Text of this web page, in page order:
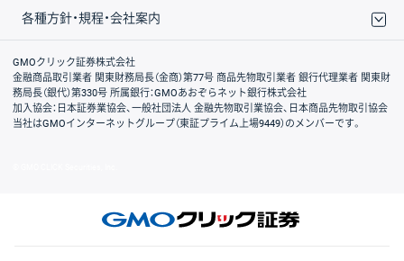
各種方針・規程・会社案内
取引規程・約款
サイトマップ
その他のご案内
個人情報保護方針
最良執行方針
サイトのご利用について
ディスクレイマー
信託保全
リスク説明
会社案内
GMOクリック証券株式会社
金融商品取引業者 関東財務局長（金商）第77号 商品先物取引業者 銀行代理業者 関東財
務局長（銀代）第330号 所属銀行：GMOあおぞらネット銀行株式会社
加入協会：日本証券業協会、一般社団法人 金融先物取引業協会、日本商品先物取引協会
当社はGMOインターネットグループ（東証プライム上場9449）のメンバーです。